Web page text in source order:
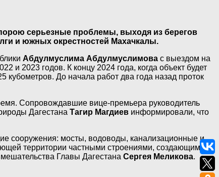
серьезные проблемы, выходя из берегов
и южных окрестностей Махачкалы.
Абдулмуслима Абдулмуслимова с выездом на
и 2023 годов. К концу 2024 года, когда объект будет
кубометров. До начала работ два года назад проток
Сопровождавшие вице-премьера руководитель
Дагестана Тагир Магдиев информировали, что
сооружения: мосты, водоводы, канализационные и
территории частными строениями, создающими
Главы Дагестана Сергея Меликова.